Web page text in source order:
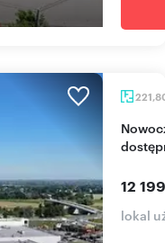
Nowoczesny lokal 221 m² w Niepołomicach -
12
lokal